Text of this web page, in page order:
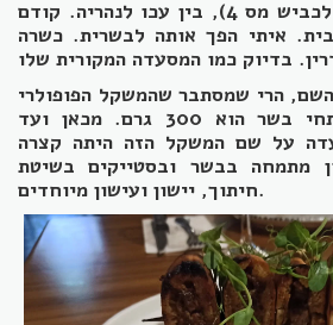
בבוסתן הגליל (סמוך לכביש מס 4), בין עכו לנהריה. קודם
איתי הפך אותה לבשרית. כשרה
הרי שמסתבר שהמשקל הפופולרי
ברחבי העולם של נתחי בשר הוא 300 גרם. מכאן ועד
על שם המשקל הזה היתה קצרה
מתמחה בבשר ובסטייקים בשיטת
חיתוך, יישון ועישון מיוחדים.